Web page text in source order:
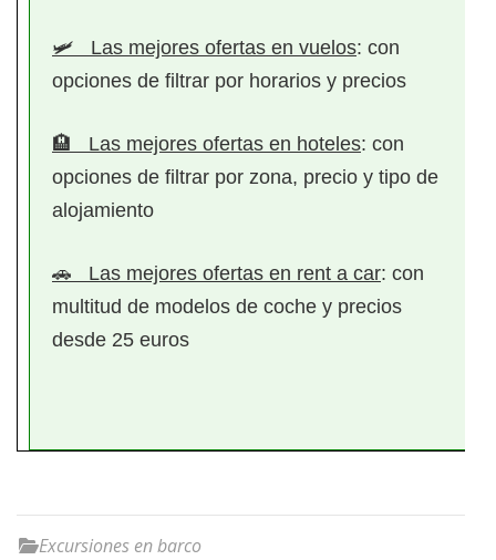
🛩️ Las mejores ofertas en vuelos: con
opciones de filtrar por horarios y precios
🏨 Las mejores ofertas en hoteles: con
opciones de filtrar por zona, precio y tipo de
alojamiento
🚗 Las mejores ofertas en rent a car: con
multitud de modelos de coche y precios
desde 25 euros
Excursiones en barco